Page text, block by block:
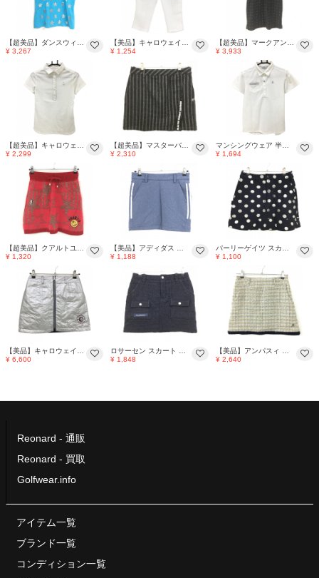
【超美品】ダンスウィズドラゴン 半袖ポロシャツ ライトブルー×シルバー レディース 2(M) ゴルフウェア Dance With Dragon
¥ 3,267
【美品】キャロウェイ 七分丈パンツ 白×シルバー サイドライン シンプル レディース SS ゴルフウェア Callaway
¥ 1,254
【超美品】マークアンドロナ 半袖ポロシャツ 黒×シルバー系 星柄 スカル総柄 ベロア調 ラメ レディース S ゴルフウェア MARK＆LONA
¥ 3,933
【超美品】キャロウェイ 半袖ポロシャツ 白×シルバー ラインストーン レディース S ゴルフウェア Callaway
¥ 2,299
【超美品】マスターバニー スカート グレー×シルバー ストライプ 羊毛混 裏地付き レディース 1(M) ゴルフウェア MASTER BUNNY EDITION
¥ 2,310
マンシングウェア 半袖ポロシャツ 白×シルバー ロゴワッペン 胸ポケット レディース M ゴルフウェア Munsingwear
¥ 1,694
【超美品】クアルトユナイテッド モヘアニットスカート レッド×シルバー ラメ ニコちゃん レディース S ゴルフウェア CUARTO UNITED
¥ 1,320
【美品】アディダス スカート ネイビー×シルバー サイド3ライン ストレッチ内側インナーパンツ レディース ゴルフウェア adidas
¥ 1,188
パーリーゲイツ スカート ネイビー×シルバー ドット 裏起毛 レディース 1(M) ゴルフウェア PEARLY GATES
¥ 1,100
【美品】キャロウェイ 中綿リバーシブルスカート シルバー×ネイビー レディース S ゴルフウェア Callaway
¥ 6,600
ロサーセン スカート 黒×シルバー 地模様 キルティング 裏地付き レディース L ゴルフウェア Rosasen
¥ 1,848
【美品】アンパスィ スカート ベージュ×グレー チェック ツイード 裏地付き レディース S ゴルフウェア and per se
¥ 2,640
Reonard - 通販
Reonard - 買取
Golfwear.info
アイテム一覧
ブランド一覧
コンディション一覧